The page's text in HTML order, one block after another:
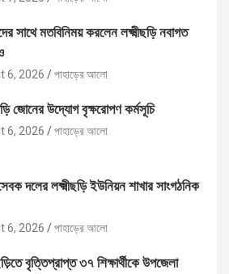
সাথে মতবিনিময় করলেন লক্ষ্মীছড়ি নবাগত
6, 2026 পাহাড়ের আলো
জোনের উদ্যোগ বৃক্ষরোপণ কর্মসূচি
6, 2026 পাহাড়ের আলো
দলের লক্ষ্মীছড়ি ইউনিয়ন শাখার সাংগঠনিক
6, 2026 পাহাড়ের আলো
বৃত্তিপ্রাপ্ত ৩৭ শিক্ষার্থীকে উপজেলা